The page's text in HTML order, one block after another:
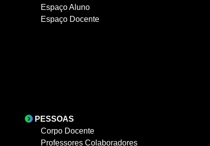
Espaço Aluno
Espaço Docente
PESSOAS
Corpo Docente
Professores Colaboradores